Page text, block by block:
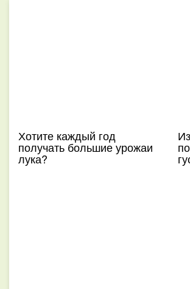
Хотите каждый год
получать большие урожаи
лука?